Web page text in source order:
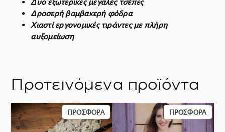
Δροσερή βαμβακερή φόδρα
Χιαστί εργονομικές τιράντες με πλήρη
αυξομείωση
Προτεινόμενα προϊόντα
ΠΡΟΣΦΟΡΆΠΡΟΪΌΝ
ΣΕ
ΠΡΟΣΦΟΡΆ
ΣΕ